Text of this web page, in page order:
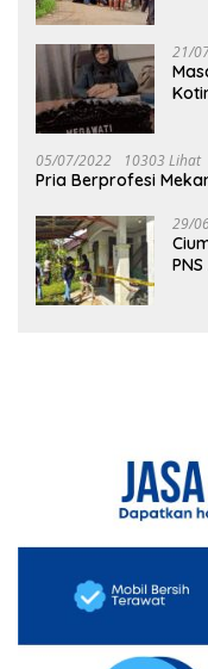
21/
05/07/2022 10303 Lihat
Pria Berprofesi
29/